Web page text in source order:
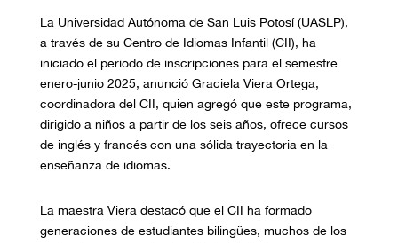
La Universidad Autónoma de San Luis Potosí (UASLP),
a través de su Centro de Idiomas Infantil (CII), ha
iniciado el periodo de inscripciones para el semestre
enero-junio 2025, anunció Graciela Viera Ortega,
coordinadora del CII, quien agregó que este programa,
dirigido a niños a partir de los seis años, ofrece cursos
de inglés y francés con una sólida trayectoria en la
enseñanza de idiomas.
La maestra Viera destacó que el CII ha formado
generaciones de estudiantes bilingües, muchos de los